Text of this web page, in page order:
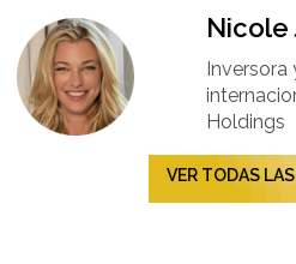
Nicole
Inversora
Holdings
VER TODAS